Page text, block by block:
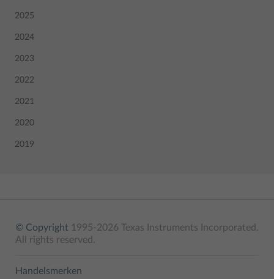
2025
2024
2023
2022
2021
2020
2019
© Copyright 1995-2026 Texas Instruments Incorporated.
All rights reserved.
Handelsmerken